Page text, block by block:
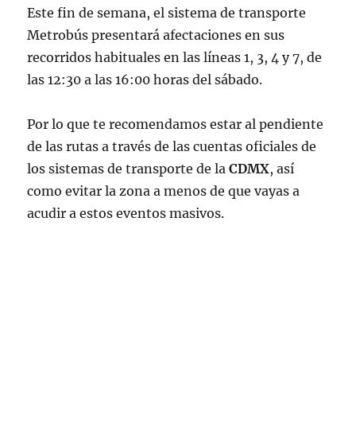
pic.twitter.com/H5XLwk0lPk
— Metrobús CDMX (@MetrobusCDMX)
October 20, 2022
Este fin de semana, el sistema de transporte
Metrobús presentará afectaciones en sus
recorridos habituales en las líneas 1, 3, 4 y 7, de
las 12:30 a las 16:00 horas del sábado.
Por lo que te recomendamos estar al pendiente
de las rutas a través de las cuentas oficiales de
los sistemas de transporte de laCDMX, así
como evitar la zona a menos de que vayas a
acudir a estos eventos masivos.